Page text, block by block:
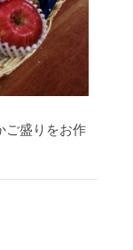
ご盛りをお作